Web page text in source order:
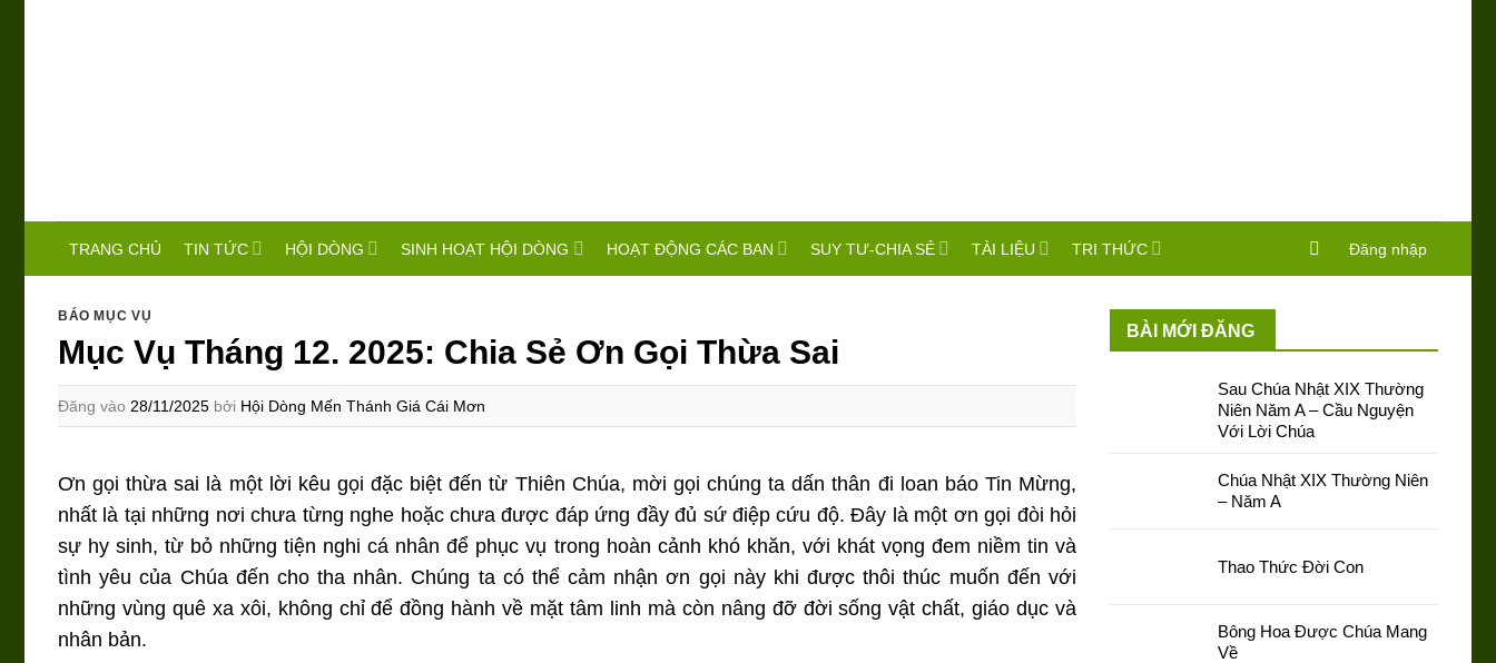
TRANG CHỦ TIN TỨC HỘI DÒNG SINH HOẠT HỘI DÒNG HOẠT ĐỘNG CÁC BAN SUY TƯ-CHIA SẺ TÀI LIỆU TRI THỨC Đăng nhập
BÁO MỤC VỤ
Mục Vụ Tháng 12. 2025: Chia Sẻ Ơn Gọi Thừa Sai
Đăng vào 28/11/2025 bởi Hội Dòng Mến Thánh Giá Cái Mơn
Ơn gọi thừa sai là một lời kêu gọi đặc biệt đến từ Thiên Chúa, mời gọi chúng ta dấn thân đi loan báo Tin Mừng,
nhất là tại những nơi chưa từng nghe hoặc chưa được đáp ứng đầy đủ sứ điệp cứu độ. Đây là một ơn gọi đòi hỏi
sự hy sinh, từ bỏ những tiện nghi cá nhân để phục vụ trong hoàn cảnh khó khăn, với khát vọng đem niềm tin và
tình yêu của Chúa đến cho tha nhân. Chúng ta có thể cảm nhận ơn gọi này khi được thôi thúc muốn đến với
những vùng quê xa xôi, không chỉ để đồng hành về mặt tâm linh mà còn nâng đỡ đời sống vật chất, giáo dục và
nhân bản.
BÀI MỚI ĐĂNG
Sau Chúa Nhật XIX Thường
Niên Năm A – Cầu Nguyện
Với Lời Chúa
Chúa Nhật XIX Thường Niên
– Năm A
Thao Thức Đời Con
Bông Hoa Được Chúa Mang
Về